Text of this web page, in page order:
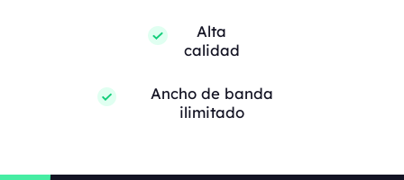
Alta
calidad
Ancho de banda
ilimitado